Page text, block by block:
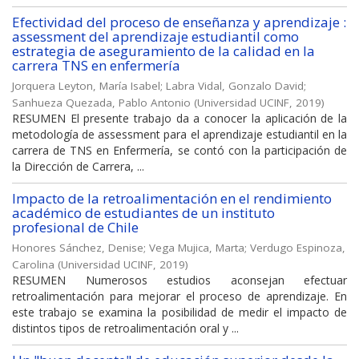
Efectividad del proceso de enseñanza y aprendizaje :
assessment del aprendizaje estudiantil como
estrategia de aseguramiento de la calidad en la
carrera TNS en enfermería
Jorquera Leyton, María Isabel; Labra Vidal, Gonzalo David;
Sanhueza Quezada, Pablo Antonio (Universidad UCINF, 2019)
RESUMEN El presente trabajo da a conocer la aplicación de la
metodología de assessment para el aprendizaje estudiantil en la
carrera de TNS en Enfermería, se contó con la participación de
la Dirección de Carrera, ...
Impacto de la retroalimentación en el rendimiento
académico de estudiantes de un instituto
profesional de Chile
Honores Sánchez, Denise; Vega Mujica, Marta; Verdugo Espinoza,
Carolina (Universidad UCINF, 2019)
RESUMEN Numerosos estudios aconsejan efectuar
retroalimentación para mejorar el proceso de aprendizaje. En
este trabajo se examina la posibilidad de medir el impacto de
distintos tipos de retroalimentación oral y ...